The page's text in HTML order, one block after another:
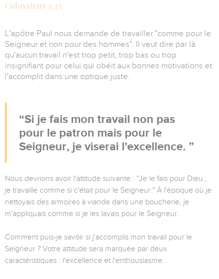
Colossiens 3.23
L'apôtre Paul nous demande de travailler "comme pour le
Seigneur et non pour des hommes". Il veut dire par là
qu'aucun travail n'est trop petit, trop bas ou trop
insignifiant pour celui qui obéit aux bonnes motivations et
l'accomplit dans une optique juste.
Si je fais mon travail non pas
pour le patron mais pour le
Seigneur, je viserai l'excellence.
Nous devrions avoir l'attitude suivante : "Je le fais pour Dieu ;
je travaille comme si c'était pour le Seigneur." À l'époque où je
nettoyais des armoires à viande dans une boucherie, je
m'appliquais comme si je les lavais pour le Seigneur.
Comment puis-je savoir si j'accomplis mon travail pour le
Seigneur ? Votre attitude sera marquée par deux
caractéristiques : l'excellence et l'enthousiasme.